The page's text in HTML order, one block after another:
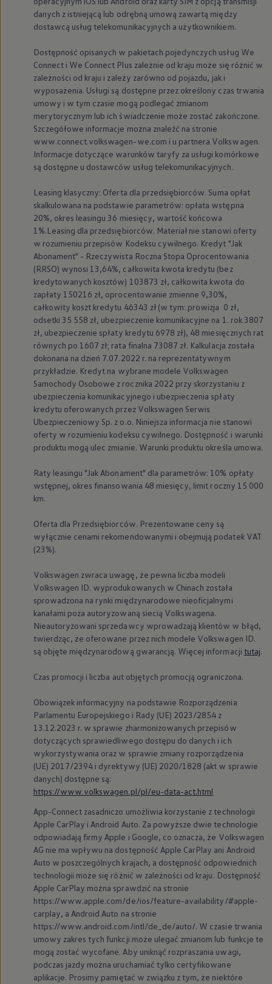
danych z istniejącą lub odrębną umową zawartą między
dostawcą usług telekomunikacyjnych a użytkownikiem.
Dostępność opisanych w pakietach pojedynczych usług We
Connect i We Connect Plus zależnie od kraju może się różnić w
zależności od kraju i zależy zarówno od pojazdu, jak i
wyposażenia. Usługi są dostępne przez określony czas trwania
umowy i w tym czasie mogą podlegać zmianom
merytorycznym lub ich świadczenie może zostać zakończone.
Szczegółowe informacje można znaleźć na stronie
www.connect.volkswagen-we.com i u partnera Volkswagen.
Informacje dotyczące warunków taryfy za usługi komórkowe
są dostępne u dostawców usług telekomunikacyjnych.
Leasing klasyczny: Oferta dla przedsiębiorców. Suma opłat
skalkulowana na podstawie parametrów: opłata wstępna
20%, okres leasingu 36 miesięcy, wartość końcowa
1%.Leasing dla przedsiębiorców. Materiał nie stanowi oferty
w rozumieniu przepisów Kodeksu cywilnego. Kredyt "Jak
Abonament" - Rzeczywista Roczna Stopa Oprocentowania
(RRSO) wynosi 13,64%, całkowita kwota kredytu (bez
kredytowanych kosztów) 103873 zł, całkowita kwota do
zapłaty 150216 zł, oprocentowanie zmienne 9,30%,
całkowity koszt kredytu 46343 zł (w tym: prowizja 0 zł,
odsetki 35 558 zł, ubezpieczenie komunikacyjne na 1. rok 3807
zł, ubezpieczenie spłaty kredytu 6978 zł), 48 miesięcznych rat
równych po 1607 zł; rata finalna 73087 zł. Kalkulacja została
dokonana na dzień 7.07.2022 r. na reprezentatywnym
przykładzie. Kredyt na wybrane modele Volkswagen
Samochody Osobowe z rocznika 2022 przy skorzystaniu z
ubezpieczenia komunikacyjnego i ubezpieczenia spłaty
kredytu oferowanych przez Volkswagen Serwis
Ubezpieczeniowy Sp. z o.o. Niniejsza informacja nie stanowi
oferty w rozumieniu kodeksu cywilnego. Dostępność i warunki
produktu mogą ulec zmianie. Warunki produktu określa umowa.
Raty leasingu "Jak Abonament" dla parametrów: 10% opłaty
wstępnej, okres finansowania 48 miesięcy, limit roczny 15 000
km.
Oferta dla Przedsiębiorców. Prezentowane ceny są
wyłącznie cenami rekomendowanymi i obejmują podatek VAT
(23%).
Volkswagen zwraca uwagę, że pewna liczba modeli
Volkswagen ID. wyprodukowanych w Chinach została
sprowadzona na rynki międzynarodowe nieoficjalnymi
kanałami poza autoryzowaną siecią Volkswagena.
Nieautoryzowani sprzedawcy wprowadzają klientów w błąd,
twierdząc, że oferowane przez nich modele Volkswagen ID.
są objęte międzynarodową gwarancją. Więcej informacji tutaj.
Czas promocji i liczba aut objętych promocją ograniczona.
Obowiązek informacyjny na podstawie Rozporządzenia
Parlamentu Europejskiego i Rady (UE) 2023/2854 z
13.12.2023 r. w sprawie zharmonizowanych przepisów
dotyczących sprawiedliwego dostępu do danych i ich
wykorzystywania oraz w sprawie zmiany rozporządzenia
(UE) 2017/2394 i dyrektywy (UE) 2020/1828 (akt w sprawie
danych) dostępne są:
https://www.volkswagen.pl/pl/eu-data-act.html
App-Connect zasadniczo umożliwia korzystanie z technologii
Apple CarPlay i Android Auto. Za powyższe dwie technologie
odpowiadają firmy Apple i Google, co oznacza, że Volkswagen
AG nie ma wpływu na dostępność Apple CarPlay ani Android
Auto w poszczególnych krajach, a dostępność odpowiednich
technologii może się różnić w zależności od kraju. Dostępność
Apple CarPlay można sprawdzić na stronie
https://www.apple.com/de/ios/feature-availability/#apple-
carplay, a Android Auto na stronie
https://www.android.com/intl/de_de/auto/. W czasie trwania
umowy zakres tych funkcji może ulegać zmianom lub funkcje te
mogą zostać wycofane. Aby uniknąć rozpraszania uwagi,
podczas jazdy można uruchamiać tylko certyfikowane
aplikacje. Prosimy pamiętać w związku z tym, że niektóre